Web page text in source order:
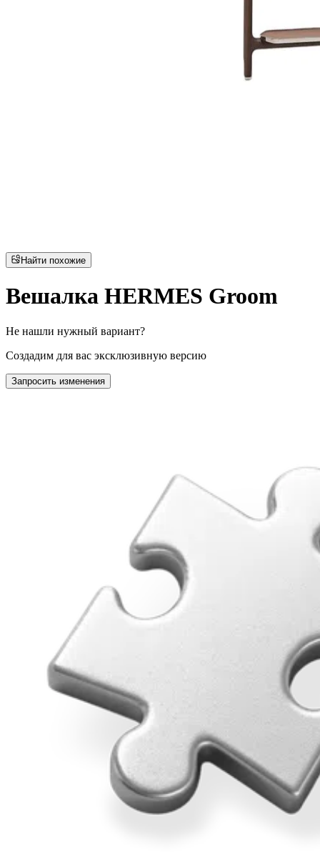
Найти похожие
Вешалка HERMES Groom
Не нашли нужный вариант?
Создадим для вас эксклюзивную версию
Запросить изменения